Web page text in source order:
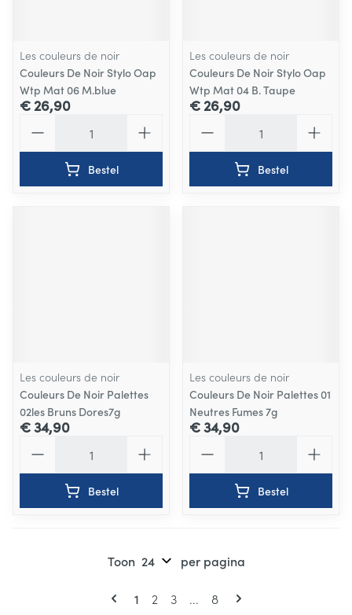
Les couleurs de noir
Couleurs De Noir Stylo Oap
Wtp Mat 06 M.blue
€ 26,90
Bestel
Les couleurs de noir
Couleurs De Noir Stylo Oap
Wtp Mat 04 B. Taupe
€ 26,90
Bestel
Les couleurs de noir
Couleurs De Noir Palettes
02les Bruns Dores7g
€ 34,90
Bestel
Les couleurs de noir
Couleurs De Noir Palettes 01
Neutres Fumes 7g
€ 34,90
Bestel
Pagina's
U lees momenteel pagina
1 Pagina
2 Pagina
3 ... Pagina
8
Toon per pagina